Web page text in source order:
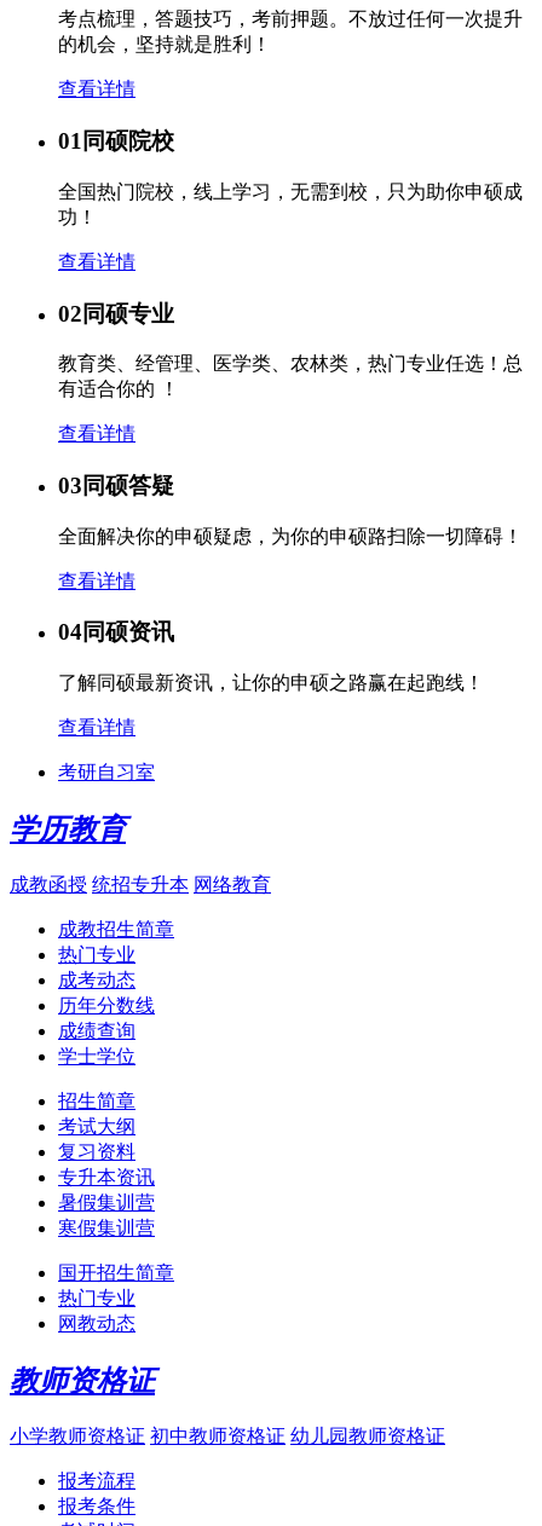
考点梳理，答题技巧，考前押题。不放过任何一次提升
的机会，坚持就是胜利！
查看详情
01 同硕院校
全国热门院校，线上学习，无需到校，只为助你申硕成
功！
查看详情
02同硕专业
教育类、经管理、医学类、农林类，热门专业任选！总
有适合你的 ！
查看详情
03 同硕答疑
全面解决你的申硕疑虑，为你的申硕路扫除一切障碍！
查看详情
04同硕资讯
了解同硕最新资讯，让你的申硕之路赢在起跑线！
查看详情
考研自习室
学历教育
成教函授 统招专升本 网络教育
成教招生简章
热门专业
成考动态
历年分数线
成绩查询
学士学位
招生简章
考试大纲
复习资料
专升本资讯
暑假集训营
寒假集训营
国开招生简章
热门专业
网教动态
教师资格证
小学教师资格证 初中教师资格证 幼儿园教师资格证
报考流程
报考条件